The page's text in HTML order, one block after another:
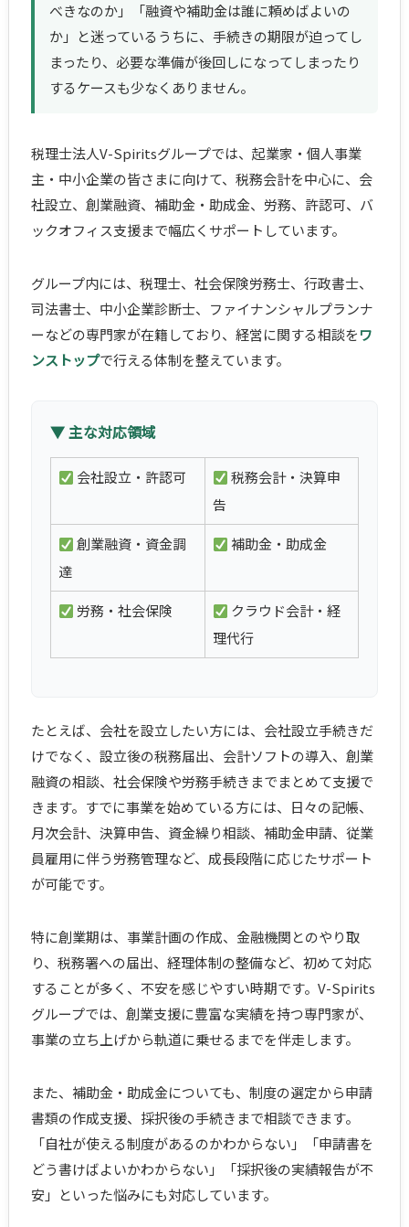
べきなのか」「融資や補助金は誰に頼めばよいの
か」と迷っているうちに、手続きの期限が迫ってし
まったり、必要な準備が後回しになってしまったり
するケースも少なくありません。
税理士法人V-Spiritsグループでは、起業家・個人事業
主・中小企業の皆さまに向けて、税務会計を中心に、会
社設立、創業融資、補助金・助成金、労務、許認可、バ
ックオフィス支援まで幅広くサポートしています。
グループ内には、税理士、社会保険労務士、行政書士、
司法書士、中小企業診断士、ファイナンシャルプランナ
ーなどの専門家が在籍しており、経営に関する相談をワ
ンストップで行える体制を整えています。
▼ 主な対応領域
会社設立・許認可
税務会計・決算申
告
創業融資・資金調
達
補助金・助成金
労務・社会保険
クラウド会計・経
理代行
たとえば、会社を設立したい方には、会社設立手続きだ
けでなく、設立後の税務届出、会計ソフトの導入、創業
融資の相談、社会保険や労務手続きまでまとめて支援で
きます。すでに事業を始めている方には、日々の記帳、
月次会計、決算申告、資金繰り相談、補助金申請、従業
員雇用に伴う労務管理など、成長段階に応じたサポート
が可能です。
特に創業期は、事業計画の作成、金融機関とのやり取
り、税務署への届出、経理体制の整備など、初めて対応
することが多く、不安を感じやすい時期です。V-Spirits
グループでは、創業支援に豊富な実績を持つ専門家が、
事業の立ち上げから軌道に乗せるまでを伴走します。
また、補助金・助成金についても、制度の選定から申請
書類の作成支援、採択後の手続きまで相談できます。
「自社が使える制度があるのかわからない」「申請書を
どう書けばよいかわからない」「採択後の実績報告が不
安」といった悩みにも対応しています。